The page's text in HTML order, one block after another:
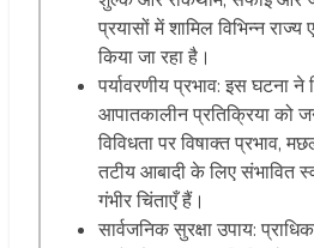
प्रयासों में शामिल विभिन्न
किया जा रहा है।
पर्यावरणीय प्रभाव: इस घटना
आपातकालीन प्रतिक्रिया को
विविधता पर विषाक्त प्रभाव,
तटीय आबादी के लिए संभावित
गंभीर चिंताएँ हैं।
सार्वजनिक सुरक्षा उपाय: